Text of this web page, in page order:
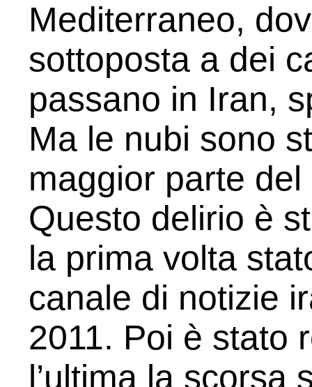
Mediterraneo,
sottoposta a dei
passano in Iran,
Ma le nubi sono
maggior parte
Questo delirio è
la prima volta
canale di notizie
2011. Poi è stato
l’ultima la scorsa